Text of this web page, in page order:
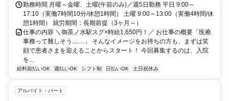
勤務時間 月曜～金曜、土曜(午前のみ)／週5日勤務 平日 9:00～
17:10（実働7時間10分/休憩1時間） 土曜 9:00～13:00（実働4時間/休
憩1時間） 就労期間：長期前提（3ヶ月～）
仕事の内容 ＼御茶ノ水駅スグ×時給1,650円！／ お仕事の概要「医療
事務って難しそう……」 そんなイメージをお持ちの方も、まずは笑
顔で患者さまを迎えることからスタート！ 今回募集するのは、入院
を...
給料前払いOK 週払いOK シフト制 日払いOK 土日祝休み
アルバイト・パート